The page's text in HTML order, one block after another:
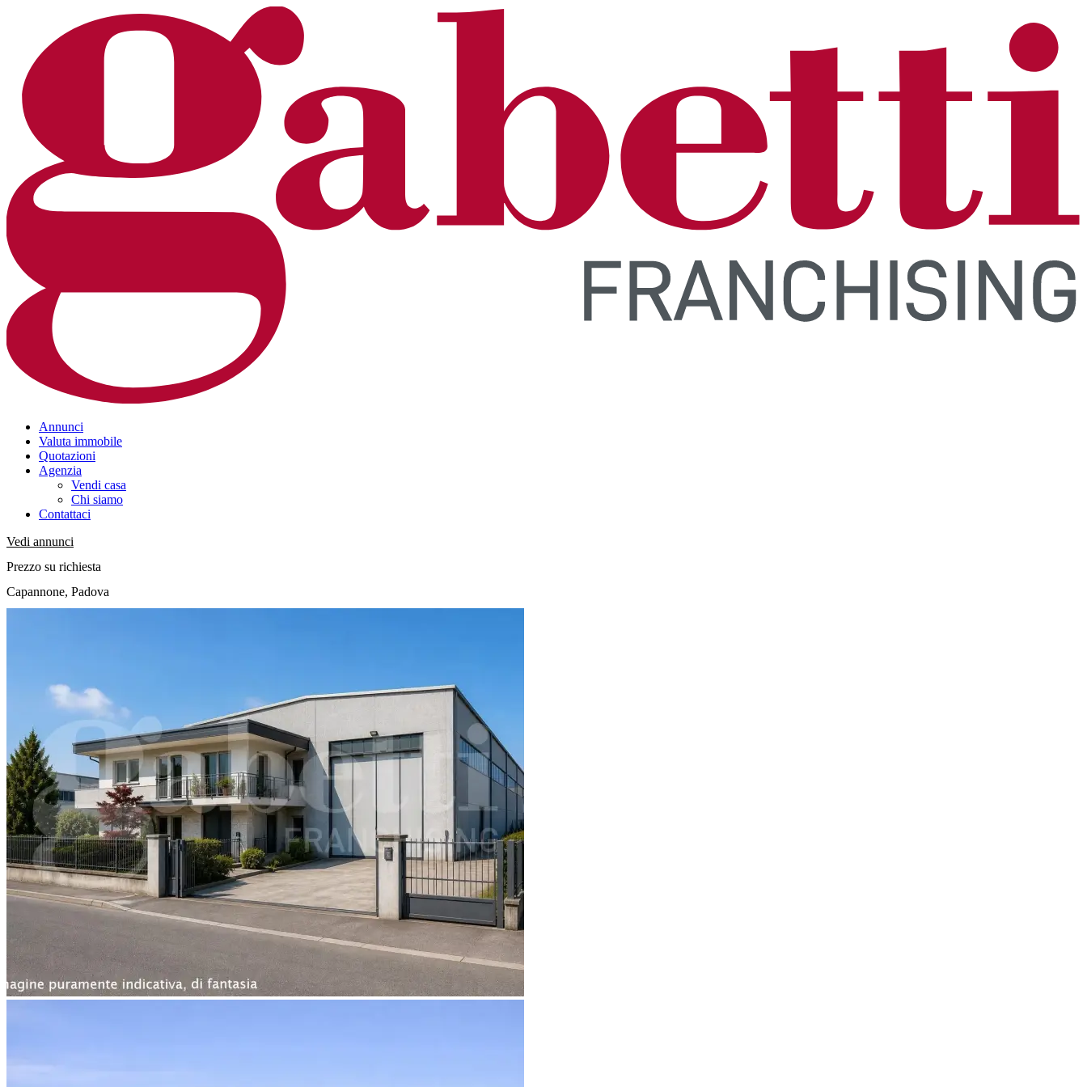
Annunci
Valuta immobile
Quotazioni
Agenzia
Vendi casa
Chi siamo
Contattaci
Vedi annunci
Prezzo su richiesta
Capannone, Padova